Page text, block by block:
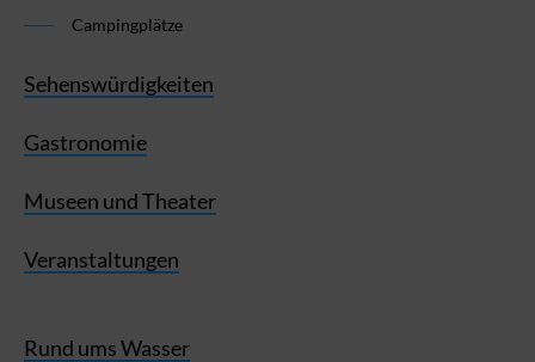
Campingplätze
Sehenswürdigkeiten
Gastronomie
Museen und Theater
Veranstaltungen
Rund ums Wasser